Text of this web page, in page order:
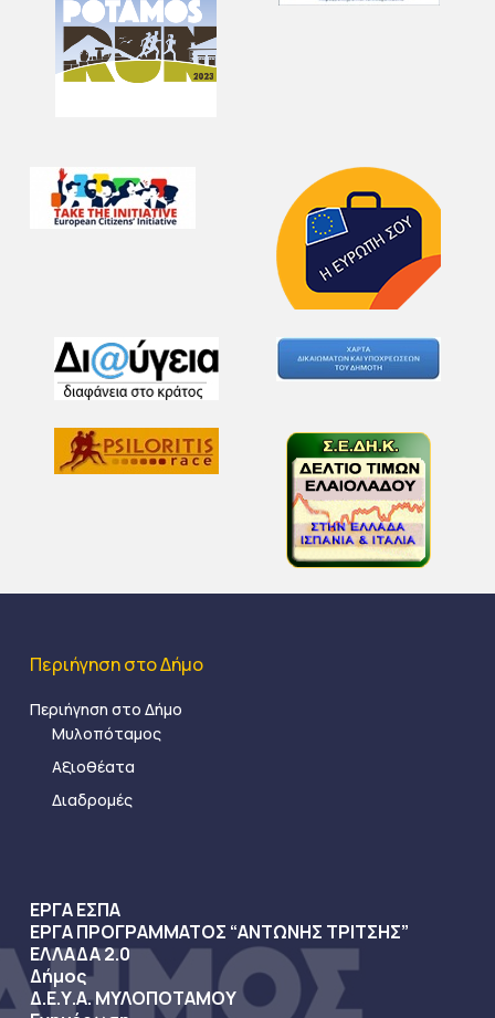
Περιήγηση στο Δήμο
Περιήγηση στο Δήμο
Μυλοπόταμος
Αξιοθέατα
Διαδρομές
ΕΡΓΑ ΕΣΠΑ
ΕΡΓΑ ΠΡΟΓΡΑΜΜΑΤΟΣ “ΑΝΤΩΝΗΣ ΤΡΙΤΣΗΣ”
ΕΛΛΑΔΑ 2.0
Δήμος
Δ.Ε.Υ.Α. ΜΥΛΟΠΟΤΑΜΟΥ